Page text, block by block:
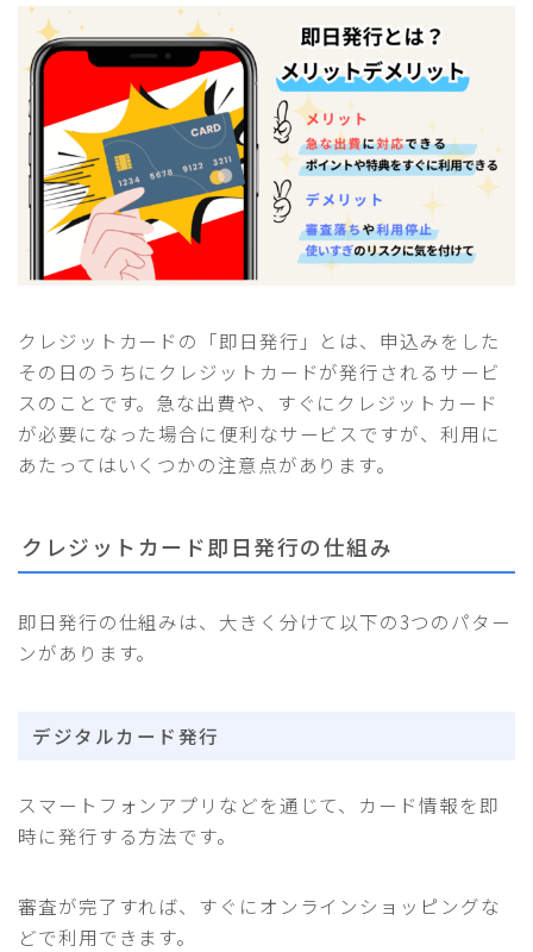
クレジットカードの「即日発行」とは、申込みをした
その日のうちにクレジットカードが発行されるサービ
スのことです。急な出費や、すぐにクレジットカード
が必要になった場合に便利なサービスですが、利用に
あたってはいくつかの注意点があります。
クレジットカード即日発行の仕組み
即日発行の仕組みは、大きく分けて以下の3つのパター
ンがあります。
デジタルカード発行
スマートフォンアプリなどを通じて、カード情報を即
時に発行する方法です。
審査が完了すれば、すぐにオンラインショッピングな
どで利用できます。